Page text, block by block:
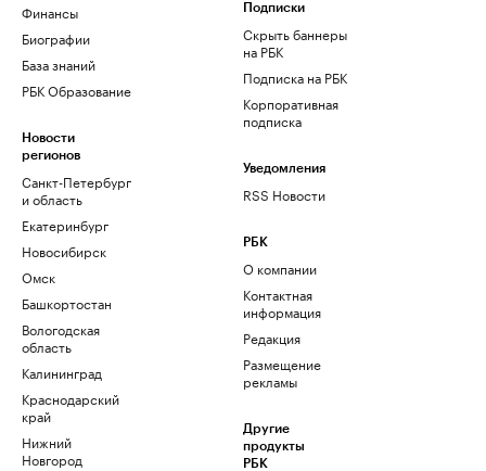
Финансы
Биографии
База знаний
РБК Образование
Новости
регионов
Санкт-Петербург
и область
Екатеринбург
Новосибирск
Омск
Башкортостан
Вологодская
область
Калининград
Краснодарский
край
Нижний
Новгород
Подписки
Скрыть баннеры
на РБК
Подписка на РБК
Корпоративная
подписка
Уведомления
RSS Новости
РБК
О компании
Контактная
информация
Редакция
Размещение
рекламы
Другие
продукты
РБК